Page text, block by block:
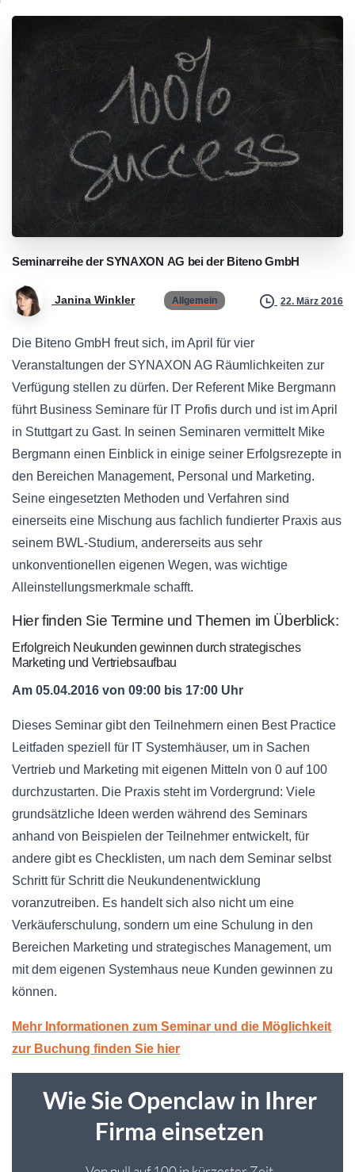
Seminarreihe der SYNAXON AG bei der Biteno GmbH
Janina Winkler Allgemein 22. März 2016
Die Biteno GmbH freut sich, im April für vier
Veranstaltungen der SYNAXON AG Räumlichkeiten zur
Verfügung stellen zu dürfen. Der Referent Mike Bergmann
führt Business Seminare für IT Profis durch und ist im April
in Stuttgart zu Gast. In seinen Seminaren vermittelt Mike
Bergmann einen Einblick in einige seiner Erfolgsrezepte in
den Bereichen Management, Personal und Marketing.
Seine eingesetzten Methoden und Verfahren sind
einerseits eine Mischung aus fachlich fundierter Praxis aus
seinem BWL-Studium, andererseits aus sehr
unkonventionellen eigenen Wegen, was wichtige
Alleinstellungsmerkmale schafft.
Hier finden Sie Termine und Themen im Überblick:
Erfolgreich Neukunden gewinnen durch strategisches
Marketing und Vertriebsaufbau
Am 05.04.2016 von 09:00 bis 17:00 Uhr
Dieses Seminar gibt den Teilnehmern einen Best Practice
Leitfaden speziell für IT Systemhäuser, um in Sachen
Vertrieb und Marketing mit eigenen Mitteln von 0 auf 100
durchzustarten. Die Praxis steht im Vordergrund: Viele
grundsätzliche Ideen werden während des Seminars
anhand von Beispielen der Teilnehmer entwickelt, für
andere gibt es Checklisten, um nach dem Seminar selbst
Schritt für Schritt die Neukundenentwicklung
voranzutreiben. Es handelt sich also nicht um eine
Verkäuferschulung, sondern um eine Schulung in den
Bereichen Marketing und strategisches Management, um
mit dem eigenen Systemhaus neue Kunden gewinnen zu
können.
Mehr Informationen zum Seminar und die Möglichkeit
zur Buchung finden Sie hier